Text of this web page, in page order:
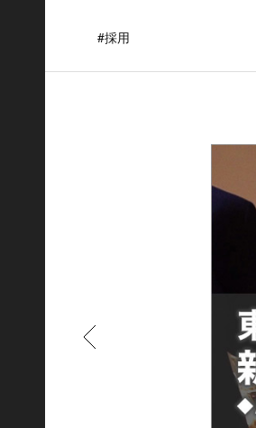
#採用